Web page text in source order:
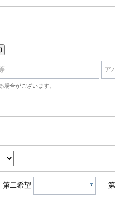
ア
合がございます。
第二希望